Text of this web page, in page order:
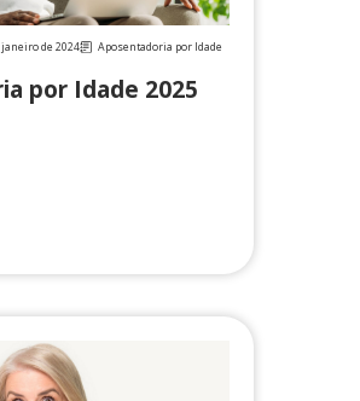
janeiro de 2024 Aposentadoria por Idade
por Idade 2025